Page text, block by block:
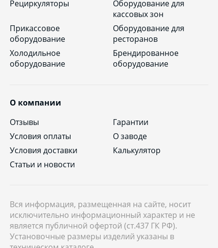
Рециркуляторы
Оборудование для
кассовых зон
Прикассовое
оборудование
Оборудование для
ресторанов
Холодильное
оборудование
Брендированное
оборудование
О компании
Отзывы
Гарантии
Условия оплаты
О заводе
Условия доставки
Калькулятор
Статьи и новости
Вся информация, размещенная на сайте, носит
исключительно информационный характер и не
является публичной офертой (ст.437 ГК РФ).
Установочные размеры изделий указаны в